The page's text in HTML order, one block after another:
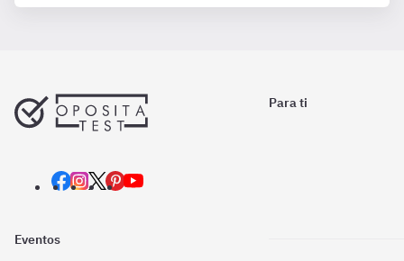
Para ti
Eventos